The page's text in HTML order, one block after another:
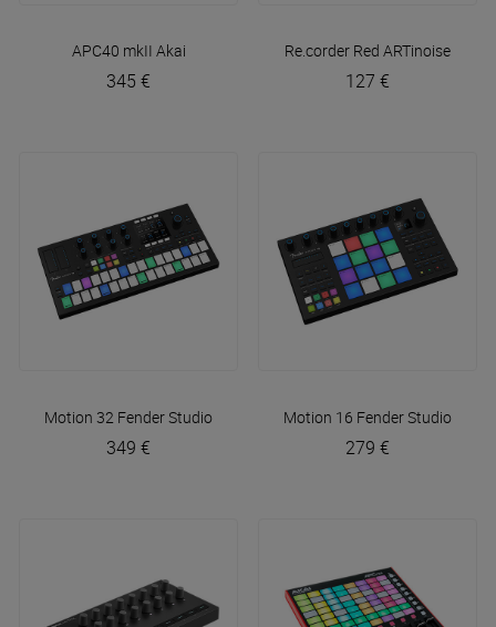
APC40 mkII Akai
345 €
Re.corder Red ARTinoise
127 €
Motion 32 Fender Studio
349 €
Motion 16 Fender Studio
279 €